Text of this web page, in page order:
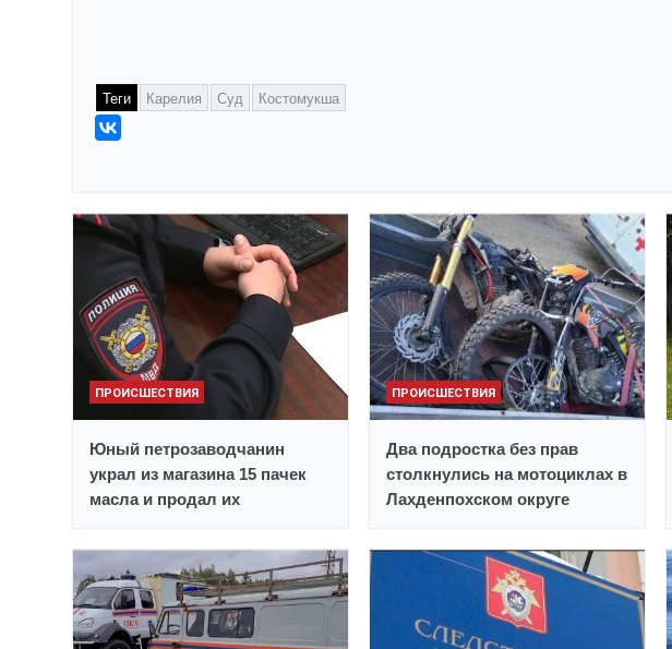
Теги Карелия Суд Костомукша
ПРОИСШЕСТВИЯ
Юный петрозаводчанин
украл из магазина 15 пачек
масла и продал их
ПРОИСШЕСТВИЯ
Два подростка без прав
столкнулись на мотоциклах в
Лахденпохском округе